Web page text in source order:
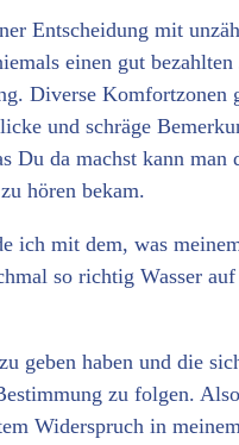
Entscheidung mit
einen gut bezahlten
Diverse Komfortzonen
und schräge
Du da machst kann man
hören bekam.
ich mit dem, was
so richtig Wasser
geben haben und die
zu folgen.
Widerspruch in